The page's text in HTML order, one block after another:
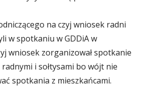
na czyj wniosek radni
w spotkaniu w GDDiA w
wniosek zorganizował spotkanie
i sołtysami bo wójt nie
spotkania z mieszkańcami.